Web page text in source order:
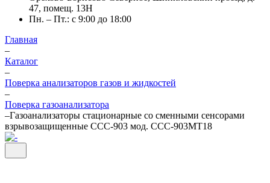
47, помещ. 13Н
Пн. – Пт.: с 9:00 до 18:00
Главная
–
Каталог
–
Поверка анализаторов газов и жидкостей
–
Поверка газоанализатора
–Газоанализаторы стационарные со сменными сенсорами
взрывозащищенные ССС-903 мод. ССС-903МТ18